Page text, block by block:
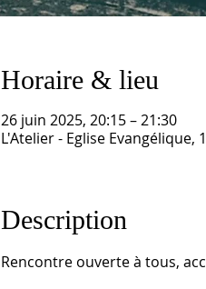
Horaire & lieu
26 juin 2025, 20:15 – 21:30
L'Atelier - Eglise Evangélique,
Description
Rencontre ouverte à tous,